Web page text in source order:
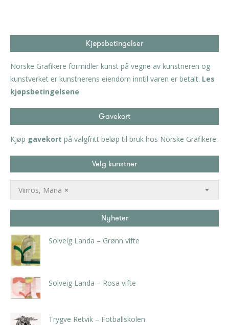
Kjøpsbetingelser
Norske Grafikere formidler kunst på vegne av kunstneren og
kunstverket er kunstnerens eiendom inntil varen er betalt. Les
kjøpsbetingelsene
Gavekort
Kjøp gavekort på valgfritt beløp til bruk hos Norske Grafikere.
Velg kunstner
×
Viirros, Maria
Nyheter
Solveig Landa – Grønn vifte
Solveig Landa – Rosa vifte
Trygve Retvik – Fotballskolen